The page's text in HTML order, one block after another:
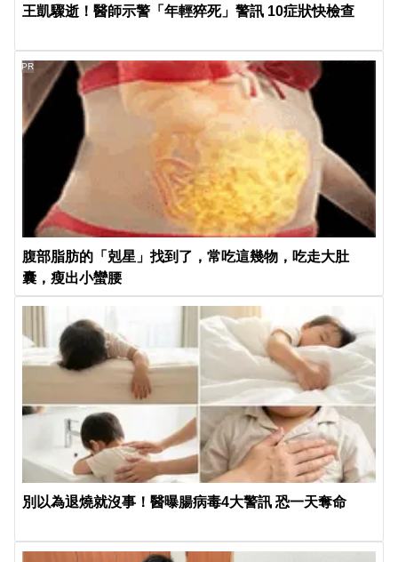
王凱驟逝！醫師示警「年輕猝死」警訊 10症狀快檢查
腹部脂肪的「剋星」找到了，常吃這幾物，吃走大肚
囊，瘦出小蠻腰
PR
別以為退燒就沒事！醫曝腸病毒4大警訊 恐一天奪命